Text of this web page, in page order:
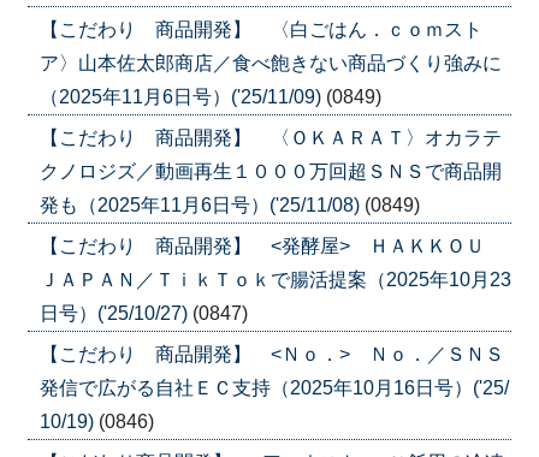
【こだわり 商品開発】 〈白ごはん．ｃｏｍスト
ア〉山本佐太郎商店／食べ飽きない商品づくり強みに
（2025年11月6日号）('25/11/09) (0849)
【こだわり 商品開発】 〈ＯＫＡＲＡＴ〉オカラテ
クノロジズ／動画再生１０００万回超ＳＮＳで商品開
発も（2025年11月6日号）('25/11/08) (0849)
【こだわり 商品開発】 <発酵屋> ＨＡＫＫＯＵ
ＪＡＰＡＮ／ＴｉｋＴｏｋで腸活提案（2025年10月23
日号）('25/10/27) (0847)
【こだわり 商品開発】 <Ｎｏ．> Ｎｏ．／ＳＮＳ
発信で広がる自社ＥＣ支持（2025年10月16日号）('25/
10/19) (0846)